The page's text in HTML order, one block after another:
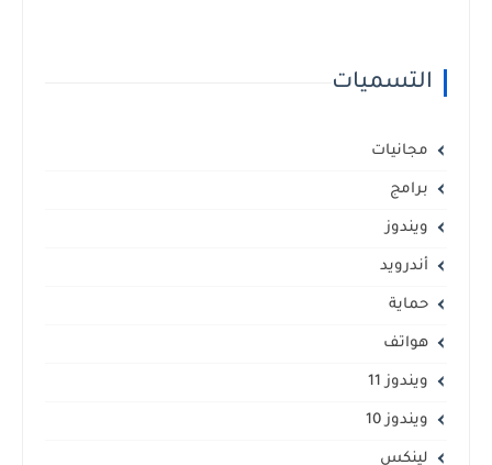
التسميات
مجانيات
برامج
ويندوز
أندرويد
حماية
هواتف
ويندوز 11
ويندوز 10
لينكس